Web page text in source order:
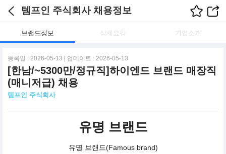
템프인 주식회사 채용정보
브랜드정보 상세요강 기업소개
등록일 : 2026-05-13 | 업데이트 : 2026-05-13
[한남/~5300만/정규직]하이엔드 브랜드 매장직
(매니저급) 채용
템프인 주식회사
유명 브랜드
유명 브랜드(Famous brand)